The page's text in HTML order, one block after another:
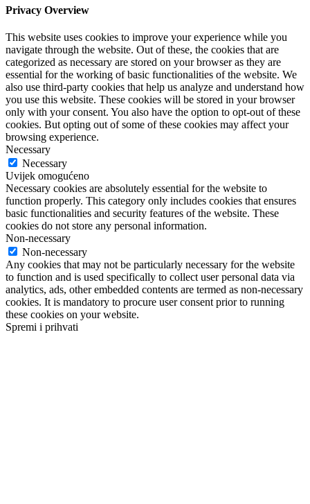
Privacy Overview
This website uses cookies to improve your experience while you
navigate through the website. Out of these, the cookies that are
categorized as necessary are stored on your browser as they are
essential for the working of basic functionalities of the website. We
also use third-party cookies that help us analyze and understand how
you use this website. These cookies will be stored in your browser
only with your consent. You also have the option to opt-out of these
cookies. But opting out of some of these cookies may affect your
browsing experience.
Necessary
Necessary
Uvijek omogućeno
Necessary cookies are absolutely essential for the website to
function properly. This category only includes cookies that ensures
basic functionalities and security features of the website. These
cookies do not store any personal information.
Non-necessary
Non-necessary
Any cookies that may not be particularly necessary for the website
to function and is used specifically to collect user personal data via
analytics, ads, other embedded contents are termed as non-necessary
cookies. It is mandatory to procure user consent prior to running
these cookies on your website.
Spremi i prihvati